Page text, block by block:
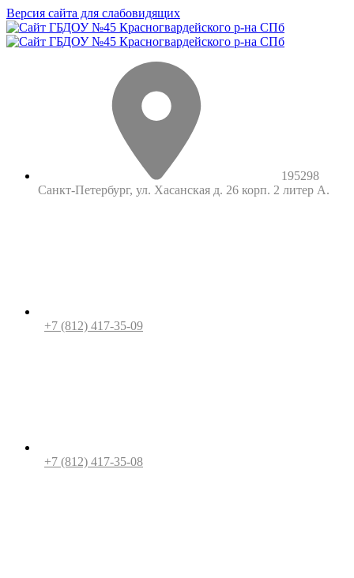
Версия сайта для слабовидящих
195298
Санкт-Петербург, ул. Хасанская д. 26 корп. 2 литер А.
+7 (812) 417-35-09
+7 (812) 417-35-08